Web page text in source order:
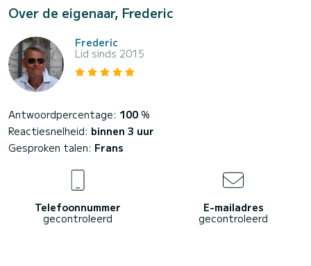
Over de eigenaar, Frederic
Frederic
Lid sinds 2015
Antwoordpercentage: 100 %
Reactiesnelheid: binnen 3 uur
Gesproken talen: Frans
Telefoonnummer
gecontroleerd
E-mailadres
gecontroleerd